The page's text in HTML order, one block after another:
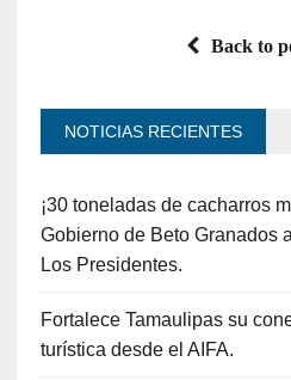
Back to
NOTICIAS RECIENTES
¡30 toneladas de cacharros
Gobierno de Beto Granados
Los Presidentes.
Fortalece Tamaulipas su
turística desde el AIFA.